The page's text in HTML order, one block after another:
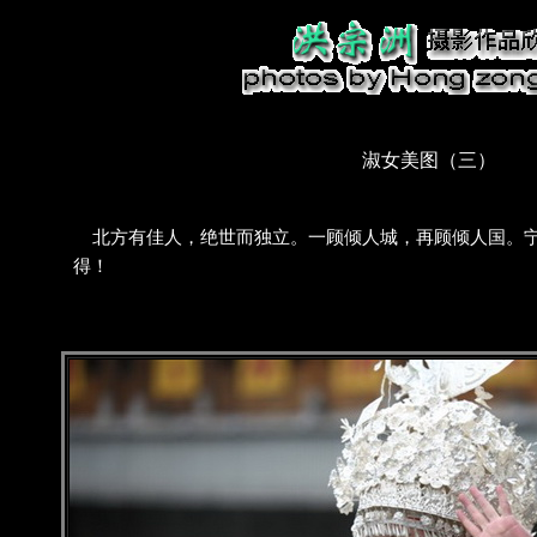
淑女美图（三）
北方有佳人，绝世而独立。一顾倾人城，再顾倾人国。
得！